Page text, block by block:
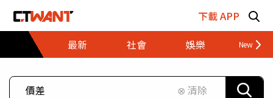
下載 APP
最新
社會 娛樂 財經
⊗ 清除